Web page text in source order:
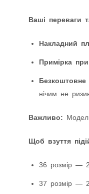
Ваші переваги
Накладний
Примірка
Безкоштовне
нічим не
Важливо:
Щоб взуття
36 розмір —
37 розмір —